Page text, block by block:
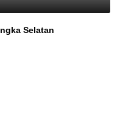
Selatan